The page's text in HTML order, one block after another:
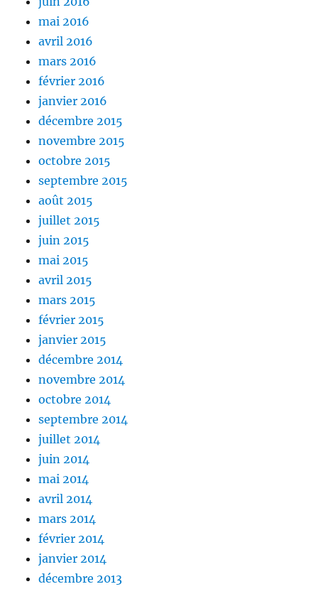
mai 2016
avril 2016
mars 2016
février 2016
janvier 2016
décembre 2015
novembre 2015
octobre 2015
septembre 2015
août 2015
juillet 2015
juin 2015
mai 2015
avril 2015
mars 2015
février 2015
janvier 2015
décembre 2014
novembre 2014
octobre 2014
septembre 2014
juillet 2014
juin 2014
mai 2014
avril 2014
mars 2014
février 2014
janvier 2014
décembre 2013